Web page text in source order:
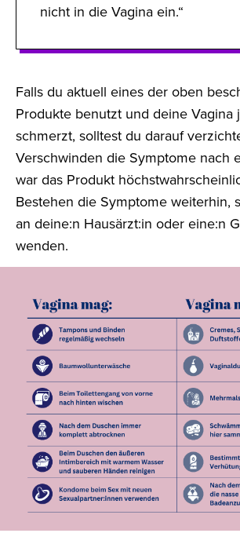
nicht in die Vagina ein.“
Falls du aktuell eines der oben
Produkte benutzt und deine Vagina
schmerzt, solltest du darauf
Verschwinden die Symptome nach
war das Produkt
Bestehen die Symptome weiterhin,
an deine:n Hausärzt:in oder eine:n
wenden.